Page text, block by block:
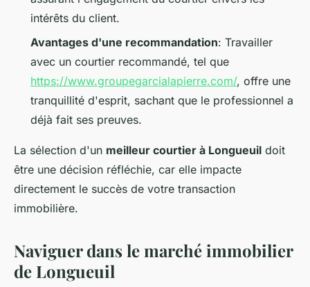
intérêts du client.
Avantages d'une recommandation: Travailler
avec un courtier recommandé, tel que
https://www.groupegarcialapierre.com/, offre une
tranquillité d'esprit, sachant que le professionnel a
déjà fait ses preuves.
La sélection d'un meilleur courtier à Longueuil doit
être une décision réfléchie, car elle impacte
directement le succès de votre transaction
immobilière.
Naviguer dans le marché immobilier
de Longueuil